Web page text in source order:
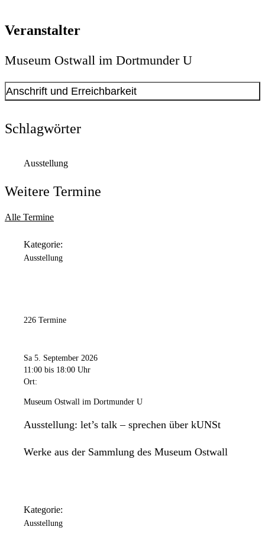
Veranstalter
Museum Ostwall im Dortmunder U
Anschrift und Erreichbarkeit
Anschrift
Montag
Geschlossen
11:00 Uhr
Mittwoch
Freitag
11:00 Uhrbis18:00 Uhr
Sonntag
11:00 Uhr bis 18:00 Uhr
Das Dortmunder U ist an folgenden Tagen geschlossen: 24.
Schlagwörter
Ausstellung
Weitere Termine
Alle Termine
Kategorie:
Ausstellung
226 Termine
Sa 5. September 2026
11:00 bis 18:00 Uhr
Ort:
Museum Ostwall im Dortmunder U
Ausstellung: let’s talk – sprechen über kUNSt
Werke aus der Sammlung des Museum Ostwall
Kategorie:
Ausstellung